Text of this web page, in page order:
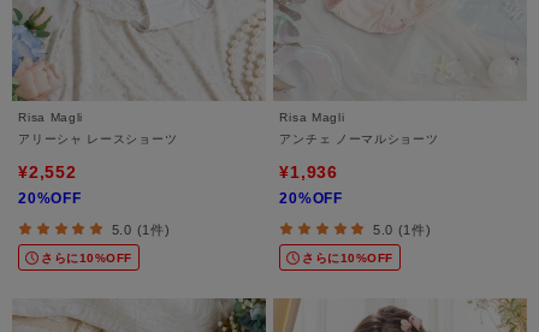
Risa Magli
アリーシャ レースショーツ
¥2,552
20%OFF
5.0 (1件)
さらに10%OFF
Risa Magli
アンチェ ノーマルショーツ
¥1,936
20%OFF
5.0 (1件)
さらに10%OFF